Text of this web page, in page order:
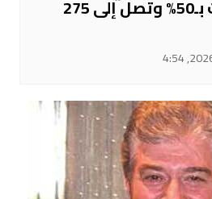
تتجاوز التقديرات بـ50% وتصل إلى 275